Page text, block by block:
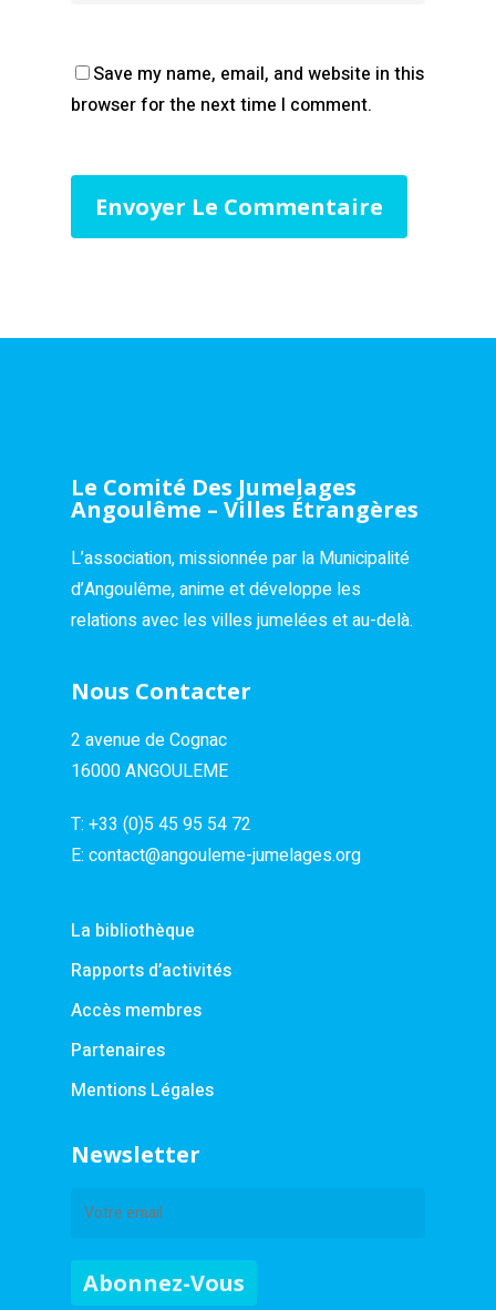
Save my name, email, and website in this
browser for the next time I comment.
Le Comité Des Jumelages
Angoulême – Villes Étrangères
L’association, missionnée par la Municipalité
d’Angoulême, anime et développe les
relations avec les villes jumelées et au-delà.
Nous Contacter
2 avenue de Cognac
16000 ANGOULEME
T: +33 (0)5 45 95 54 72
E: contact@angouleme-jumelages.org
La bibliothèque
Rapports d’activités
Accès membres
Partenaires
Mentions Légales
Newsletter